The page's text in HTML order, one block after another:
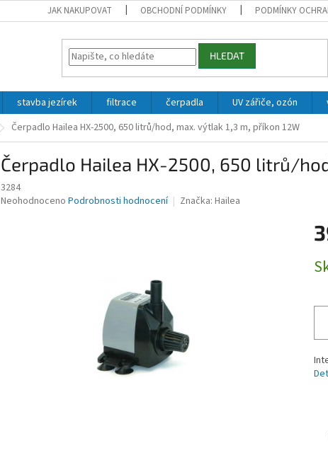
JAK NAKUPOVAT OBCHODNÍ PODMÍNKY PODMÍNKY
HLEDAT
stavba jezírek filtrace čerpadla UV zářiče, ozón
Čerpadlo Hailea HX-2500, 650 litrů/hod, max. výtlak 1,3 m, příkon 12W
Čerpadlo Hailea HX-2500, 650 litrů/
3284
Průměrné
Neohodnoceno Podrobnosti hodnocení Značka: Hailea